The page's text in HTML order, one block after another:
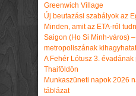
Greenwich Village
Új beutazási szabályok az
Minden, amit az ETA-ról
Saigon (Ho Si Minh-város)
metropoliszának
A Fehér Lótusz 3.
Thaiföldön
Munkaszüneti napok 2026
táblázat